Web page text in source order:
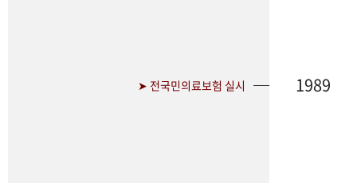
➤ 전국민의료보험 실시 1989